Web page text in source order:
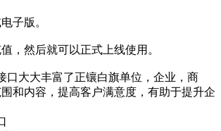
子版。
，然后就可以正式上线使用。
口大大丰富了正镶白旗单位，企业，商
和内容，提高客户满意度，有助于提升企